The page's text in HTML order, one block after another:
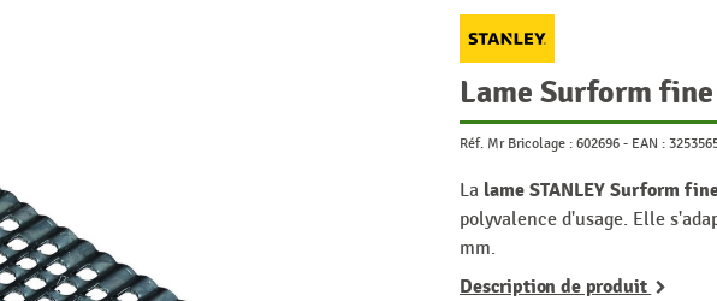
Lame Surform fine
Réf. Mr Bricolage : 602696 - EAN :
La lame STANLEY Surform
polyvalence d'usage. Elle
mm.
Description de produit